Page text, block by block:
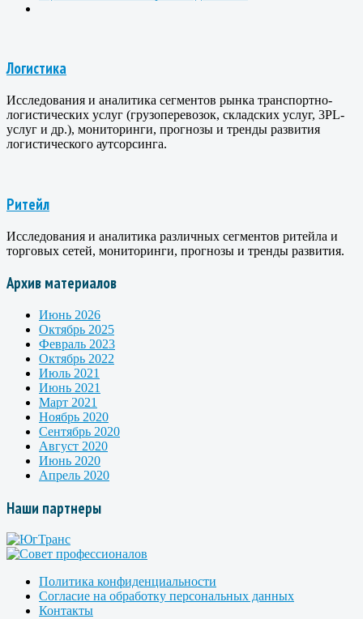
Логистика
Исследования и аналитика сегментов рынка транспортно-
логистических услуг (грузоперевозок, складских услуг, 3PL-
услуг и др.), мониторинги, прогнозы и тренды развития
логистического аутсорсинга.
Ритейл
Исследования и аналитика различных сегментов ритейла и
торговых сетей, мониторинги, прогнозы и тренды развития.
Архив материалов
Июнь 2026
Октябрь 2025
Февраль 2023
Октябрь 2022
Июль 2021
Июнь 2021
Март 2021
Ноябрь 2020
Сентябрь 2020
Август 2020
Июнь 2020
Апрель 2020
Наши партнеры
Политика конфиденциальности
Согласие на обработку персональных данных
Контакты